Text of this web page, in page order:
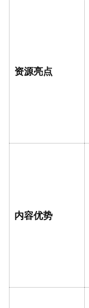
资源亮点
内容优势